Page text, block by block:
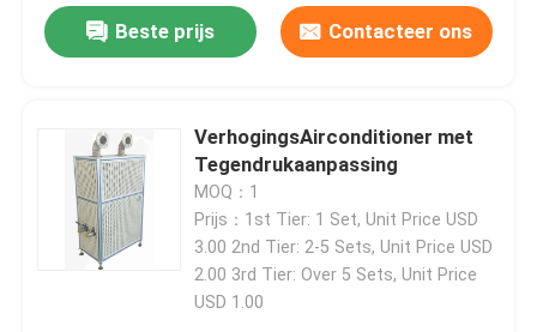
Beste prijs Contacteer ons
VerhogingsAirconditioner met
Tegendrukaanpassing
MOQ：1
Prijs：1st Tier: 1 Set, Unit Price USD
3.00 2nd Tier: 2-5 Sets, Unit Price USD
2.00 3rd Tier: Over 5 Sets, Unit Price
USD 1.00